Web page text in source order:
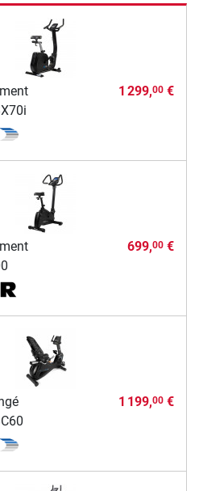
1 299,00€
699,00€
1 199,00€